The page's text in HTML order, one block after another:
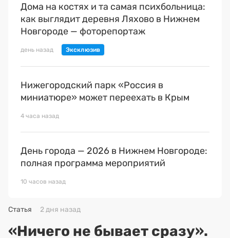
Дома на костях и та самая психбольница:
как выглядит деревня Ляхово в Нижнем
Новгороде — фоторепортаж
день назад
Нижегородский парк «Россия в
миниатюре» может переехать в Крым
4 часа назад
День города — 2026 в Нижнем Новгороде:
полная программа мероприятий
10 часов назад
Статья 2 дня назад
«Ничего не бывает сразу».